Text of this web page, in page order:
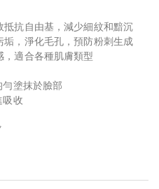
抗自由基，減少細紋和黯沉
，淨化毛孔，預防粉刺生成
適合各種肌膚類型
塗抹於臉部
吸收